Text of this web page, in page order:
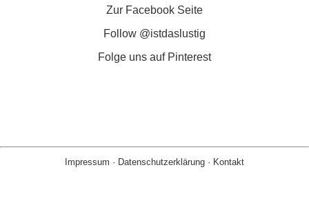
Zur Facebook Seite
Follow @istdaslustig
Folge uns auf Pinterest
Impressum · Datenschutzerklärung · Kontakt